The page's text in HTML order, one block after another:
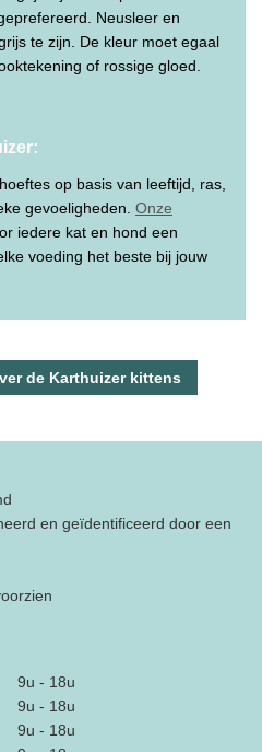
Neusleer en
te zijn. De kleur moet egaal
of rossige gloed.
op basis van leeftijd, ras,
gevoeligheden. Onze
iedere kat en hond een
voeding het beste bij jouw
de Karthuizer kittens
en geïdentificeerd door een
9u - 18u
9u - 18u
9u - 18u